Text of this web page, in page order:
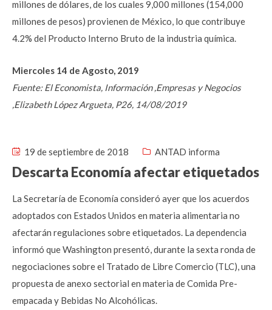
millones de dólares, de los cuales 9,000 millones (154,000
millones de pesos) provienen de México, lo que contribuye
4.2% del Producto Interno Bruto de la industria química.
Miercoles 14 de Agosto, 2019
Fuente: El Economista, Información ,Empresas y Negocios
,Elizabeth López Argueta, P26, 14/08/2019
19 de septiembre de 2018 ANTAD informa
Descarta Economía afectar etiquetados
La Secretaría de Economía consideró ayer que los acuerdos
adoptados con Estados Unidos en materia alimentaria no
afectarán regulaciones sobre etiquetados. La dependencia
informó que Washington presentó, durante la sexta ronda de
negociaciones sobre el Tratado de Libre Comercio (TLC), una
propuesta de anexo sectorial en materia de Comida Pre-
empacada y Bebidas No Alcohólicas.